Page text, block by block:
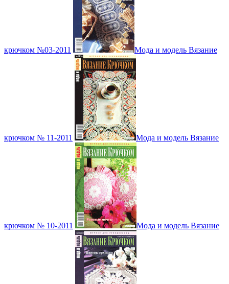
крючком №03-2011 Мода и модель Вязание
крючком № 11-2011 Мода и модель Вязание
крючком № 10-2011 Мода и модель Вязание